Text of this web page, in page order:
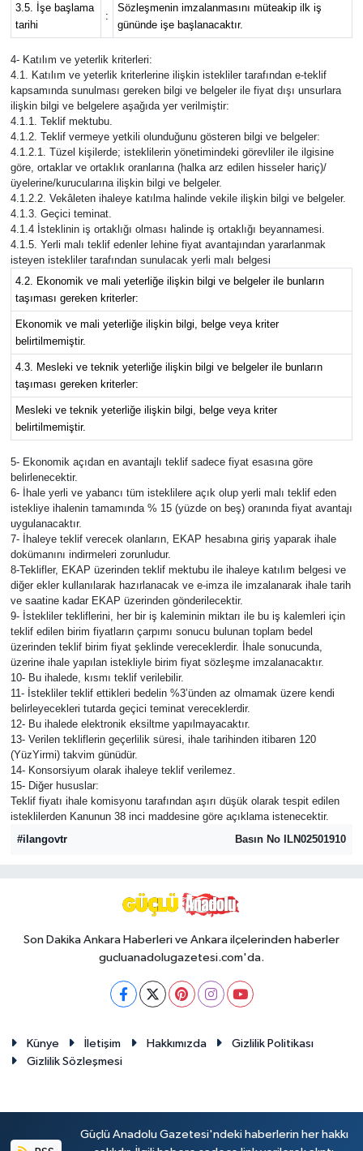
3.5. İşe başlama
tarihi
:
Sözleşmenin imzalanmasını müteakip ilk iş
gününde işe başlanacaktır.
4- Katılım ve yeterlik kriterleri:
4.1. Katılım ve yeterlik kriterlerine ilişkin istekliler tarafından e-teklif
kapsamında sunulması gereken bilgi ve belgeler ile fiyat dışı unsurlara
ilişkin bilgi ve belgelere aşağıda yer verilmiştir:
4.1.1. Teklif mektubu.
4.1.2. Teklif vermeye yetkili olunduğunu gösteren bilgi ve belgeler:
4.1.2.1. Tüzel kişilerde; isteklilerin yönetimindeki görevliler ile ilgisine
göre, ortaklar ve ortaklık oranlarına (halka arz edilen hisseler hariç)/
üyelerine/kurucularına ilişkin bilgi ve belgeler.
4.1.2.2. Vekâleten ihaleye katılma halinde vekile ilişkin bilgi ve belgeler.
4.1.3. Geçici teminat.
4.1.4 İsteklinin iş ortaklığı olması halinde iş ortaklığı beyannamesi.
4.1.5. Yerli malı teklif edenler lehine fiyat avantajından yararlanmak
isteyen istekliler tarafından sunulacak yerli malı belgesi
4.2. Ekonomik ve mali yeterliğe ilişkin bilgi ve belgeler ile bunların
taşıması gereken kriterler:
Ekonomik ve mali yeterliğe ilişkin bilgi, belge veya kriter
belirtilmemiştir.
4.3. Mesleki ve teknik yeterliğe ilişkin bilgi ve belgeler ile bunların
taşıması gereken kriterler:
Mesleki ve teknik yeterliğe ilişkin bilgi, belge veya kriter
belirtilmemiştir.
5- Ekonomik açıdan en avantajlı teklif sadece fiyat esasına göre
belirlenecektir.
6- İhale yerli ve yabancı tüm isteklilere açık olup yerli malı teklif eden
istekliye ihalenin tamamında % 15 (yüzde on beş) oranında fiyat avantajı
uygulanacaktır.
7- İhaleye teklif verecek olanların, EKAP hesabına giriş yaparak ihale
dokümanını indirmeleri zorunludur.
8-Teklifler, EKAP üzerinden teklif mektubu ile ihaleye katılım belgesi ve
diğer ekler kullanılarak hazırlanacak ve e-imza ile imzalanarak ihale tarih
ve saatine kadar EKAP üzerinden gönderilecektir.
9- İstekliler tekliflerini, her bir iş kaleminin miktarı ile bu iş kalemleri için
teklif edilen birim fiyatların çarpımı sonucu bulunan toplam bedel
üzerinden teklif birim fiyat şeklinde vereceklerdir. İhale sonucunda,
üzerine ihale yapılan istekliyle birim fiyat sözleşme imzalanacaktır.
10- Bu ihalede, kısmı teklif verilebilir.
11- İstekliler teklif ettikleri bedelin %3’ünden az olmamak üzere kendi
belirleyecekleri tutarda geçici teminat vereceklerdir.
12- Bu ihalede elektronik eksiltme yapılmayacaktır.
13- Verilen tekliflerin geçerlilik süresi, ihale tarihinden itibaren 120
(YüzYirmi) takvim günüdür.
14- Konsorsiyum olarak ihaleye teklif verilemez.
15- Diğer hususlar:
Teklif fiyatı ihale komisyonu tarafından aşırı düşük olarak tespit edilen
isteklilerden Kanunun 38 inci maddesine göre açıklama istenecektir.
#ilangovtr
Basın No ILN02501910
Son Dakika Ankara Haberleri ve Ankara ilçelerinden haberler
gucluanadolugazetesi.com'da.
Künye İletişim Hakkımızda
Gizlilik Politikası
Gizlilik Sözleşmesi
Güçlü Anadolu Gazetesi'ndeki haberlerin her hakkı